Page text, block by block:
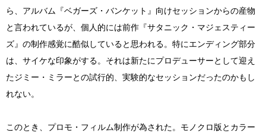
ら、アルバム『ベガーズ・バンケット』向けセッションからの産物
と言われているが、個人的には前作『サタニック・マジェスティー
ズ』の制作感覚に酷似していると思われる。特にエンディング部分
は、サイケな印象がする。それは新たにプロデューサーとして迎え
たジミー・ミラーとの試行的、実験的なセッションだったのかもし
れない。
このとき、プロモ・フィルム制作が為された。モノクロ版とカラー